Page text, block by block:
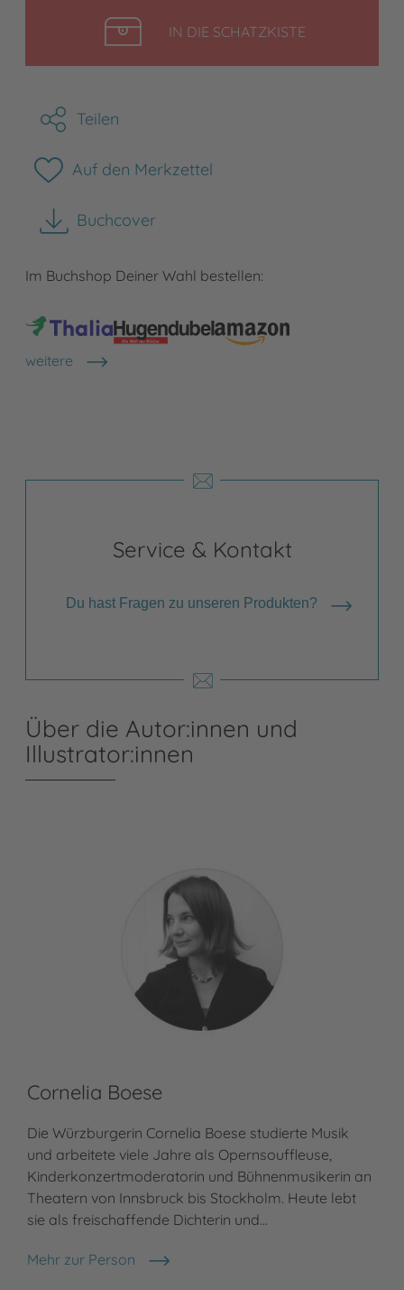
IN DIE SCHATZKISTELEGEN
Teilen
Auf den Merkzettel
Buchcover
herunterladen
Im Buchshop Deiner Wahl bestellen:
weitere
Shops anzeigen
Service & Kontakt
Du hast Fragen zu unseren Produkten?
Über die Autor:innen und
Illustrator:innen
Cornelia Boese
Die Würzburgerin Cornelia Boese studierte Musik
und arbeitete viele Jahre als Opernsouffleuse,
Kinderkonzertmoderatorin und Bühnenmusikerin an
Theatern von Innsbruck bis Stockholm. Heute lebt
sie als freischaffende Dichterin und…
Mehr zur Person
Cornelia Boese